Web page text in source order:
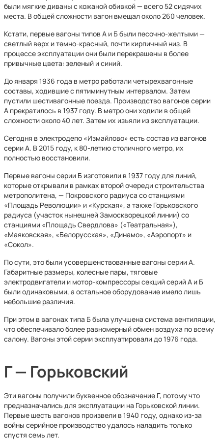
были мягкие диваны с кожаной обивкой — всего 52 сидячих
места. В общей сложности вагон вмещал около 260 человек.
Кстати, первые вагоны типов А и Б были песочно-желтыми —
светлый верх и темно-красный, почти кирпичный низ. В
процессе эксплуатации они были перекрашены в более
привычные цвета: зеленый и синий.
До января 1936 года в метро работали четырехвагонные
составы, ходившие с пятиминутным интервалом. Затем
пустили шестивагонные поезда. Производство вагонов серии
А прекратилось в 1937 году. В метро они ходили в общей
сложности около 40 лет. Затем их изъяли из эксплуатации.
Сегодня в электродепо «Измайлово» есть состав из вагонов
серии А. В 2015 году, к 80-летию столичного метро, их
полностью восстановили.
Первые вагоны серии Б изготовили в 1937 году для линий,
которые открывали в рамках второй очереди строительства
метрополитена, — Покровского радиуса со станциями
«Площадь Революции» и «Курская», а также Горьковского
радиуса (участок нынешней Замоскворецкой линии) со
станциями «Площадь Свердлова» («Театральная»),
«Маяковская», «Белорусская», «Динамо», «Аэропорт» и
«Сокол».
По сути, это были усовершенствованные вагоны серии А.
Габаритные размеры, колесные пары, тяговые
электродвигатели и мотор-компрессоры секций серий А и Б
были одинаковыми, а остальное оборудование имело лишь
небольшие различия.
При этом в вагонах типа Б была улучшена система вентиляции,
что обеспечивало более равномерный обмен воздуха по всему
салону. Вагоны этой серии эксплуатировали до 1976 года.
Г — Горьковский
Эти вагоны получили буквенное обозначение Г, потому что
предназначались для эксплуатации на Горьковской линии.
Первые шесть вагонов произвели в 1940 году, однако из-за
войны серийное производство удалось наладить только
спустя семь лет.